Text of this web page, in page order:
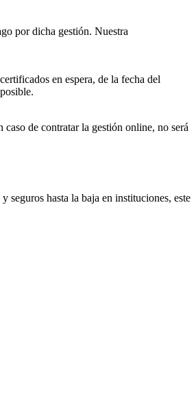
por dicha gestión. Nuestra
en espera, de la fecha del
de contratar la gestión online, no será
seguros hasta la baja en instituciones, este